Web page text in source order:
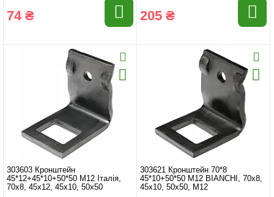
74 ₴ 205 ₴
303603 Кронштейн
45*12+45*10+50*50 M12 Італія,
70x8, 45x12, 45x10, 50x50
303621 Кронштейн 70*8
45*10+50*50 M12 BIANCHI, 70x8,
45x10, 50x50, M12